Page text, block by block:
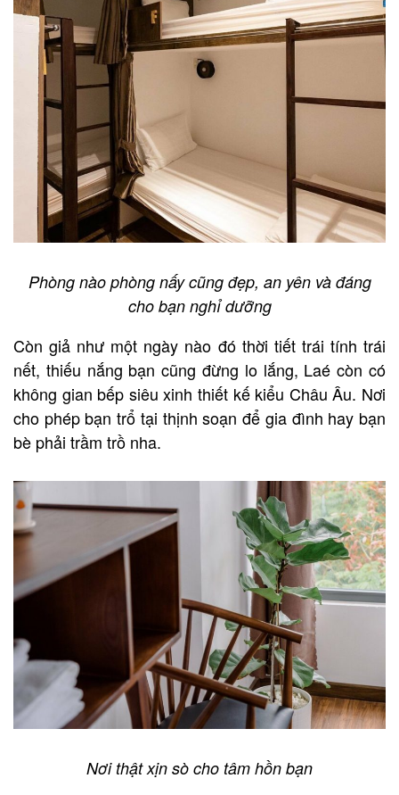
Phòng nào phòng nấy cũng đẹp, an yên và đáng
cho bạn nghỉ dưỡng
Còn giả như một ngày nào đó thời tiết trái tính trái
nết, thiếu nắng bạn cũng đừng lo lắng, Laé còn có
không gian bếp siêu xinh thiết kế kiểu Châu Âu. Nơi
cho phép bạn trổ tại thịnh soạn để gia đình hay bạn
bè phải trầm trồ nha.
Nơi thật xịn sò cho tâm hồn bạn